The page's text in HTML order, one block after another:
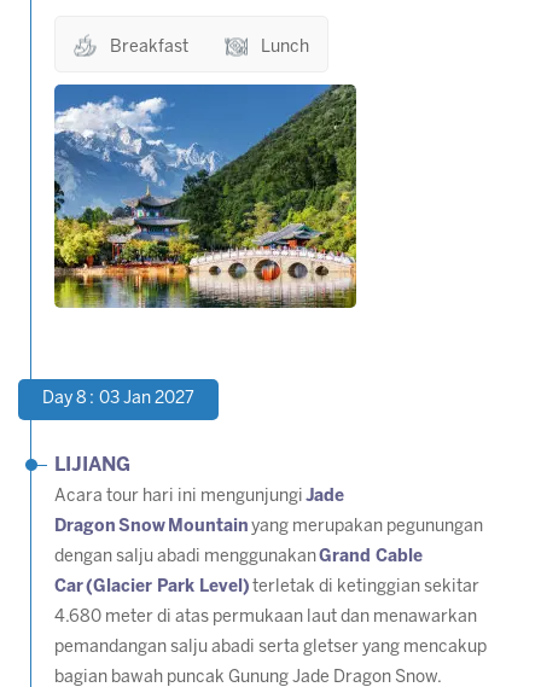
Breakfast Lunch
Day 8 : 03 Jan 2027
LIJIANG
Acara tour hari ini mengunjungi Jade
Dragon Snow Mountain yang merupakan pegunungan
dengan salju abadi menggunakanGrand Cable
Car(Glacier Park Level) terletak di ketinggian sekitar
4.680 meter di atas permukaan laut dan menawarkan
pemandangan salju abadi serta gletser yang mencakup
bagian bawah puncak Gunung Jade Dragon Snow.